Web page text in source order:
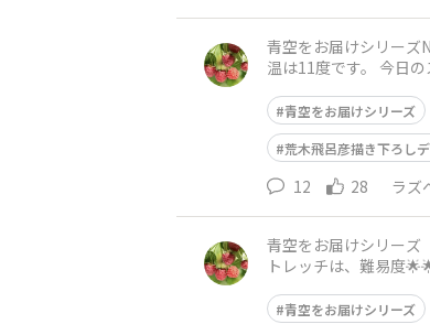
青空をお届けシリーズNo.455 リトルミィと一緒に❤️ おはよ
温は11度です。 今日のストレッチは難易度⭐️⭐️⭐️ スクワットです。 まっすぐに立って、骨盤を立てて下腹を引き上げて背筋を伸ばします。 足を
青空をお届けシリーズ
荒木飛呂彦描き下ろし
12 28 ラズ
青空をお届けシリーズ No.427 トトロと一緒に🩶 おはようござ
トレッチは、難易度🌟🌟 椅子の前に立ちます。 脚は肩幅に広げ、つま先と膝は正面に向けます。 両腕は、胸の前で組みます。 息を吸い
青空をお届けシリーズ